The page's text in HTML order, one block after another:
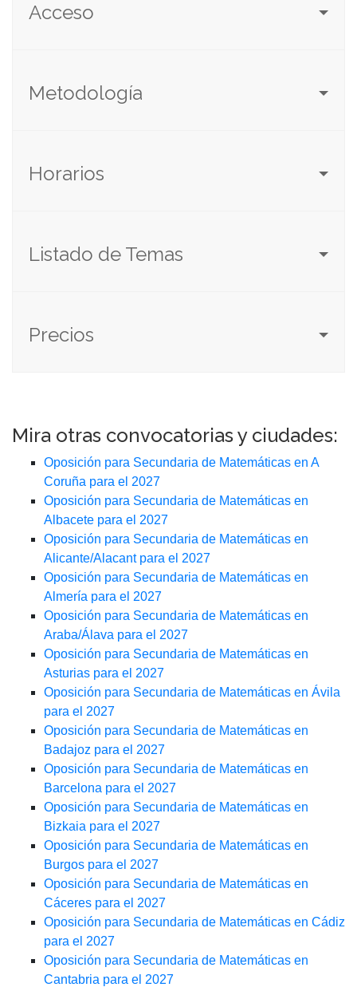
Acceso
Metodología
Horarios
Listado de Temas
Precios
Mira otras convocatorias y ciudades:
Oposición para Secundaria de Matemáticas en A
Coruña para el 2027
Oposición para Secundaria de Matemáticas en
Albacete para el 2027
Oposición para Secundaria de Matemáticas en
Alicante/Alacant para el 2027
Oposición para Secundaria de Matemáticas en
Almería para el 2027
Oposición para Secundaria de Matemáticas en
Araba/Álava para el 2027
Oposición para Secundaria de Matemáticas en
Asturias para el 2027
Oposición para Secundaria de Matemáticas en Ávila
para el 2027
Oposición para Secundaria de Matemáticas en
Badajoz para el 2027
Oposición para Secundaria de Matemáticas en
Barcelona para el 2027
Oposición para Secundaria de Matemáticas en
Bizkaia para el 2027
Oposición para Secundaria de Matemáticas en
Burgos para el 2027
Oposición para Secundaria de Matemáticas en
Cáceres para el 2027
Oposición para Secundaria de Matemáticas en Cádiz
para el 2027
Oposición para Secundaria de Matemáticas en
Cantabria para el 2027